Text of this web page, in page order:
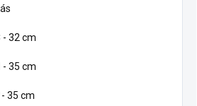
pás
cm
cm
cm